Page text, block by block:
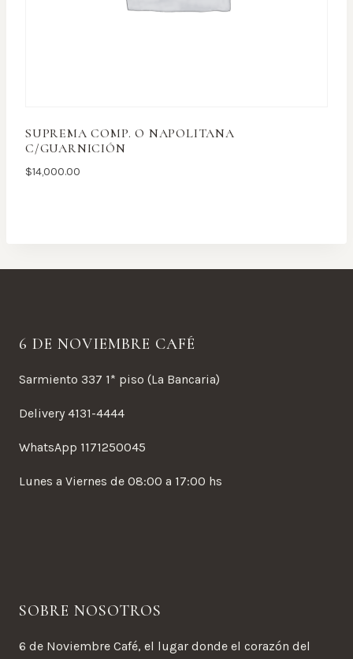
SUPREMA COMP. O NAPOLITANA
C/GUARNICIÓN
$14,000.00
6 DE NOVIEMBRE CAFÉ
Sarmiento 337 1* piso (La Bancaria)
Delivery 4131-4444
WhatsApp 1171250045
Lunes a Viernes de 08:00 a 17:00 hs
SOBRE NOSOTROS
6 de Noviembre Café, el lugar donde el corazón del